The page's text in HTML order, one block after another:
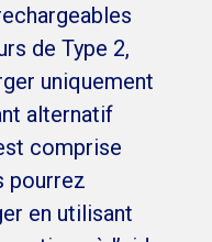
de Type 2,
uniquement
alternatif
comprise
pourrez
en utilisant